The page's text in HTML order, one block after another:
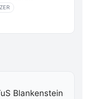
Blankenstein